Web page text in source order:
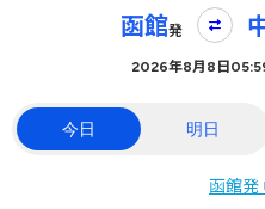
函館発
2026年8月8日
今日 明日
函館発